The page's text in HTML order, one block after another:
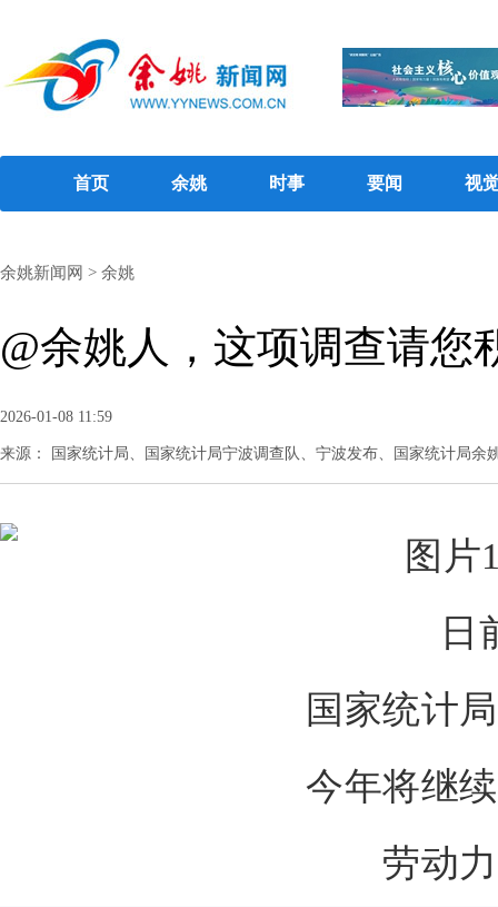
首页 余姚 时事 要闻 视
余姚新闻网 > 余姚
@余姚人，这项调查请您
2026-01-08 11:59
来源： 国家统计局、国家统计局宁波调查队、宁波发布、国家统计局余
日
国家统计
今年将继
劳动